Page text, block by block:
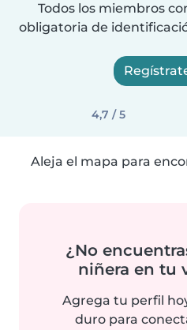
Todos los miembros
obligatoria de
4,7 / 5
Aleja el mapa para
¿No
niñera en tu
Agrega tu perfil
duro para